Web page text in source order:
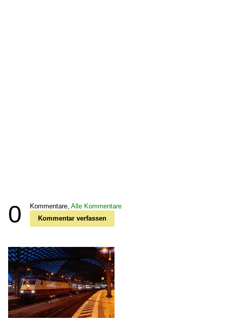
0 Kommentare, Alle Kommentare
Kommentar verfassen